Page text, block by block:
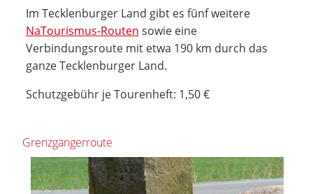
Im Tecklenburger Land gibt es fünf weitere
NaTourismus-Routen sowie eine
Verbindungsroute mit etwa 190 km durch das
ganze Tecklenburger Land.
Schutzgebühr je Tourenheft: 1,50 €
Grenzgängerroute